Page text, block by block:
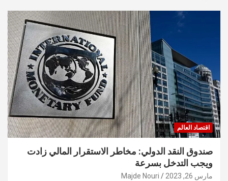
اقتصاد العالم
صندوق النقد الدولي: مخاطر الاستقرار المالي زادت
ويجب التدخل بسرعة
مارس 26, 2023 Majde Nouri